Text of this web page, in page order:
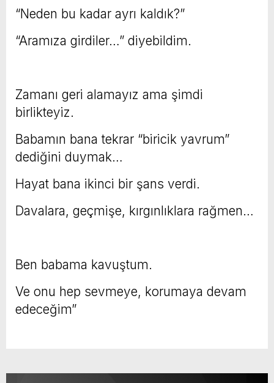
“Neden bu kadar ayrı kaldık?”
“Aramıza girdiler…” diyebildim.
Zamanı geri alamayız ama şimdi
birlikteyiz.
Babamın bana tekrar “biricik yavrum”
dediğini duymak…
Hayat bana ikinci bir şans verdi.
Davalara, geçmişe, kırgınlıklara rağmen…
Ben babama kavuştum.
Ve onu hep sevmeye, korumaya devam
edeceğim”